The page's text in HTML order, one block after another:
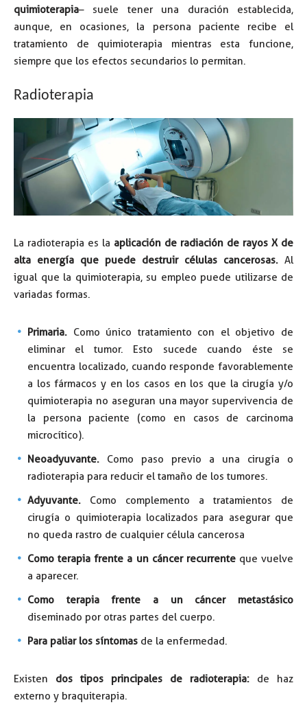
quimioterapia– suele tener una duración establecida,
aunque, en ocasiones, la persona paciente recibe el
tratamiento de quimioterapia mientras esta funcione,
siempre que los efectos secundarios lo permitan.
RADIOTERAPIA
Radioterapia
La radioterapia es la aplicación de radiación de rayos X de
alta energía que puede destruir células cancerosas. Al
igual que la quimioterapia, su empleo puede utilizarse de
variadas formas.
Primaria. Como único tratamiento con el objetivo de
eliminar el tumor. Esto sucede cuando éste se
encuentra localizado, cuando responde favorablemente
a los fármacos y en los casos en los que la cirugía y/o
quimioterapia no aseguran una mayor supervivencia de
la persona paciente (como en casos de carcinoma
microcítico).
Neoadyuvante. Como paso previo a una cirugía o
radioterapia para reducir el tamaño de los tumores.
Adyuvante. Como complemento a tratamientos de
cirugía o quimioterapia localizados para asegurar que
no queda rastro de cualquier célula cancerosa
Como terapia frente a un cáncer recurrenteque vuelve
a aparecer.
Como terapia frente a un cáncer metastásico
diseminado por otras partes del cuerpo.
Para paliar los síntomas de la enfermedad.
Existen dos tipos principales de radioterapia: de haz
externo y braquiterapia.